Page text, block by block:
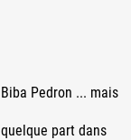
Pedron ... mais
part dans